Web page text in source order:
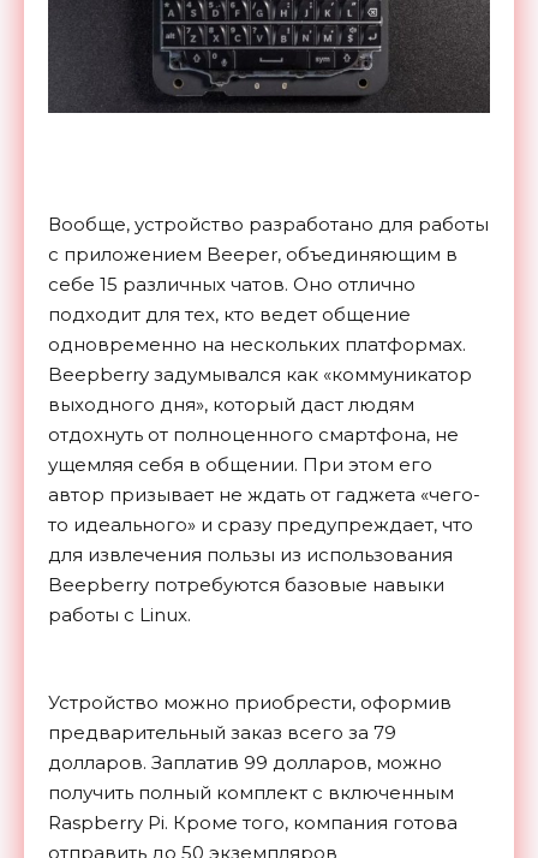
Вообще, устройство разработано для работы
с приложением Beeper, объединяющим в
себе 15 различных чатов. Оно отлично
подходит для тех, кто ведет общение
одновременно на нескольких платформах.
Beepberry задумывался как «коммуникатор
выходного дня», который даст людям
отдохнуть от полноценного смартфона, не
ущемляя себя в общении. При этом его
автор призывает не ждать от гаджета «чего-
то идеального» и сразу предупреждает, что
для извлечения пользы из использования
Beepberry потребуются базовые навыки
работы с Linux.
Устройство можно приобрести, оформив
предварительный заказ всего за 79
долларов. Заплатив 99 долларов, можно
получить полный комплект с включенным
Raspberry Pi. Кроме того, компания готова
отправить до 50 экземпляров